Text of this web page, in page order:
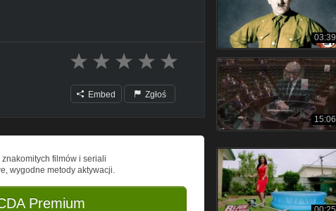
Embed Zgłoś
filmów i seriali
wygodne metody aktywacji.
Premium
03:39
15:06